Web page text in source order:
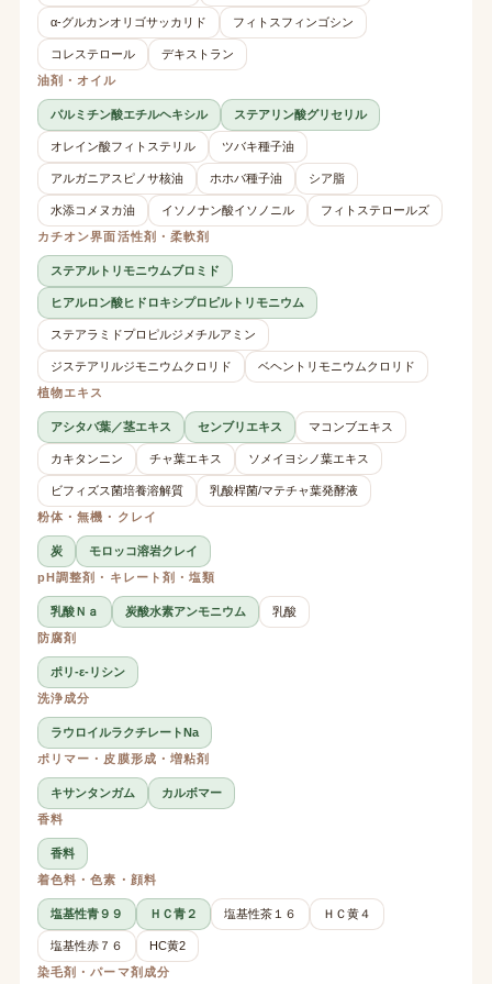
α-グルカンオリゴサッカリド フィトスフィンゴシン
コレステロール
デキストラン
油剤・オイル
パルミチン酸エチルヘキシル ステアリン酸グリセリル
オレイン酸フィトステリル ツバキ種子油
アルガニアスピノサ核油 ホホバ種子油 シア脂
水添コメヌカ油 イソノナン酸イソノニル
フィトステロールズ
カチオン界面活性剤・柔軟剤
ステアルトリモニウムブロミド
ヒアルロン酸ヒドロキシプロピルトリモニウム
ステアラミドプロピルジメチルアミン
ジステアリルジモニウムクロリド
ベヘントリモニウムクロリド
植物エキス
アシタバ葉／茎エキス センブリエキス マコンブエキス
カキタンニン チャ葉エキス ソメイヨシノ葉エキス
ビフィズス菌培養溶解質
乳酸桿菌/マテチャ葉発酵液
粉体・無機・クレイ
炭
モロッコ溶岩クレイ
pH調整剤・キレート剤・塩類
乳酸Ｎａ 炭酸水素アンモニウム
乳酸
防腐剤
ポリ-ε-リシン
洗浄成分
ラウロイルラクチレートNa
ポリマー・皮膜形成・増粘剤
キサンタンガム
カルボマー
香料
香料
着色料・色素・顔料
塩基性青９９ ＨＣ青２ 塩基性茶１６ ＨＣ黄４
塩基性赤７６
HC黄2
染毛剤・パーマ剤成分